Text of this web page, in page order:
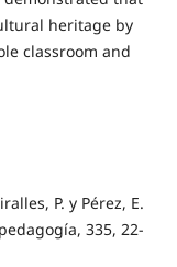
heritage by
classroom and
P. y Pérez, E.
335, 22-